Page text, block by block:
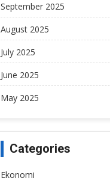
September 2025
August 2025
July 2025
June 2025
May 2025
Categories
Ekonomi